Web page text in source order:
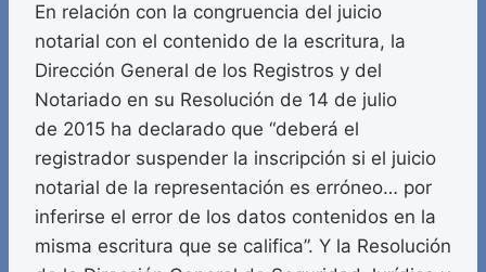
En relación con la congruencia del juicio
notarial con el contenido de la escritura, la
Dirección General de los Registros y del
Notariado en su Resolución de 14 de julio
de 2015 ha declarado que “deberá el
registrador suspender la inscripción si el juicio
notarial de la representación es erróneo… por
inferirse el error de los datos contenidos en la
misma escritura que se califica”. Y la Resolución